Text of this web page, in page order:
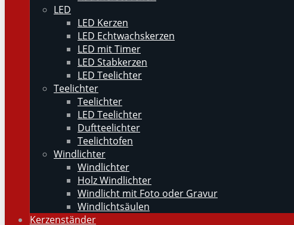
LED
LED Kerzen
LED Echtwachskerzen
LED mit Timer
LED Stabkerzen
LED Teelichter
Teelichter
Teelichter
LED Teelichter
Duftteelichter
Teelichtofen
Windlichter
Windlichter
Holz Windlichter
Windlicht mit Foto oder Gravur
Windlichtsäulen
Kerzenständer